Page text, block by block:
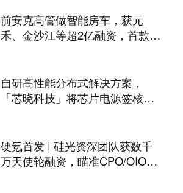
前安克高管做智能房车，获元
禾、金沙江等超2亿融资，首款产
自研高性能分布式解决方案，
「芯晓科技」将芯片电源签核周
硬氪首发 | 硅光资深团队获数千
万天使轮融资，瞄准CPO/OIO下